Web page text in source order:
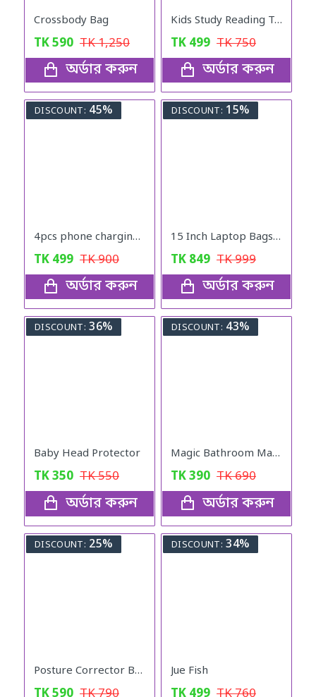
Crossbody Bag
TK590 TK1,250
অর্ডার করুন
Kids Study Reading Table (Pink)
TK 499 TK750
অর্ডার করুন
DISCOUNT: 45%
4pcs phone charging bracket wall mounted holder
TK 499 TK900
অর্ডার করুন
DISCOUNT: 15%
15 Inch Laptop Bags Office Documents Storage Bag Travel ( Blue )
TK 849 TK999
অর্ডার করুন
DISCOUNT: 36%
Baby Head Protector
TK350 TK550
অর্ডার করুন
DISCOUNT: 43%
Magic Bathroom Mat | Non-Sliper
TK390 TK690
অর্ডার করুন
DISCOUNT: 25%
Posture Corrector Back Adjustable Posture
TK590 TK790
DISCOUNT: 34%
Jue Fish
TK 499 TK760